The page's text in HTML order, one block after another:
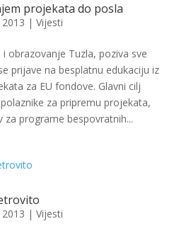
projekata do posla
| Vijesti
i obrazovanje Tuzla, poziva sve
prijave na besplatnu edukaciju iz
za EU fondove. Glavni cilj
za pripremu projekata,
za programe bespovratnih...
| Vijesti